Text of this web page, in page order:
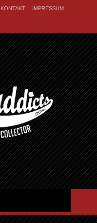
KONTAKT IMPRESSUM